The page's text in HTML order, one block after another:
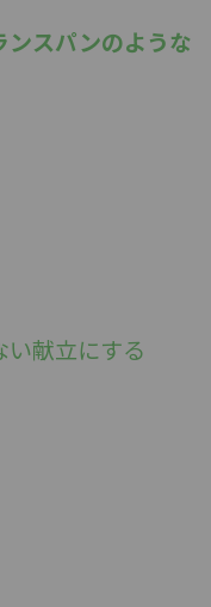
ンスパンのような
い献立にする